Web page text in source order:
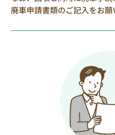
廃車申請書類のご記入をお願